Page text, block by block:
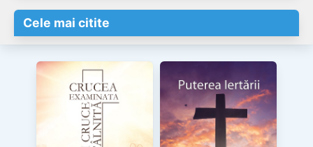
Cele mai citite